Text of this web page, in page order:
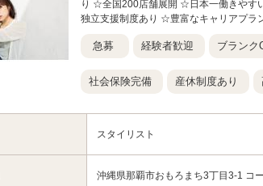
り ☆全国200店舗展開 ☆日本一働きや
独立支援制度あり ☆豊富なキャリアプラ
急募 経験者歓迎 ブランク
社会保険完備 産休制度あり
スタイリスト
沖縄県那覇市おもろまち3丁目3-1 コ